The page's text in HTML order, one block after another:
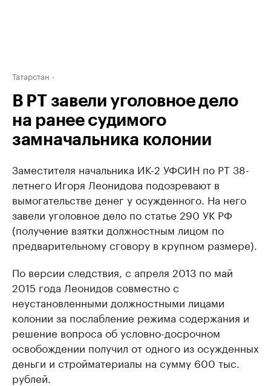
Татарстан
В РТ завели уголовное дело
на ранее судимого
замначальника колонии
Заместителя начальника ИК-2 УФСИН по РТ 38-
летнего Игоря Леонидова подозревают в
вымогательстве денег у осужденного. На него
завели уголовное дело по статье 290 УК РФ
(получение взятки должностным лицом по
предварительному сговору в крупном размере).
По версии следствия, с апреля 2013 по май
2015 года Леонидов совместно с
неустановленными должностными лицами
колонии за послабление режима содержания и
решение вопроса об условно-досрочном
освобождении получил от одного из осужденных
деньги и стройматериалы на сумму 600 тыс.
рублей.